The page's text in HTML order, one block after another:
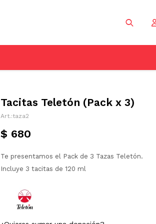
Tacitas Teletón (Pack x 3)
taza2
$ 680
Te presentamos el Pack de 3 Tazas Teletón.
Incluye 3 tacitas de 120 ml